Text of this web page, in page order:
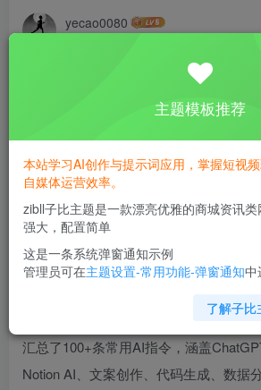
yecao0080
汇总了100+条常用AI指令，涵盖
Notion AI、文案创作、代码生成、数据
主题模板推荐
本站学习AI创作与提示词应用，掌握短视
自媒体运营效率。
zibll子比主题是一款漂亮优雅的商城资讯
强大，配置简单
这是一条系统弹窗通知示例
管理员可在主题设置-常用功能-弹窗通知中
了解子比